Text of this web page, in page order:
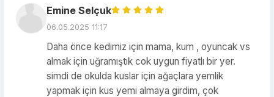
Emine Selçuk
06.05.2025 11:17
Daha önce kedimiz için mama, kum , oyuncak vs
almak için uğramıştık cok uygun fiyatlı bir yer.
simdi de okulda kuslar için ağaçlara yemlik
yapmak için kus yemi almaya girdim, çok